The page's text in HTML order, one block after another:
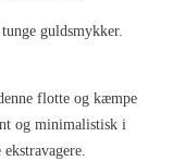
guldsmykker.
flotte og kæmpe
og minimalistisk i